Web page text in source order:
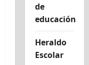
de
educación
Heraldo
Escolar